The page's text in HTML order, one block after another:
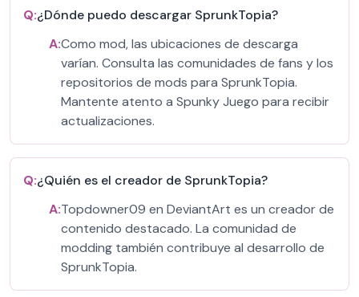
Q:¿Dónde puedo descargar SprunkTopia?
A:Como mod, las ubicaciones de descarga
varían. Consulta las comunidades de fans y los
repositorios de mods para SprunkTopia.
Mantente atento a Spunky Juego para recibir
actualizaciones.
Q:¿Quién es el creador de SprunkTopia?
A:Topdowner09 en DeviantArt es un creador de
contenido destacado. La comunidad de
modding también contribuye al desarrollo de
SprunkTopia.